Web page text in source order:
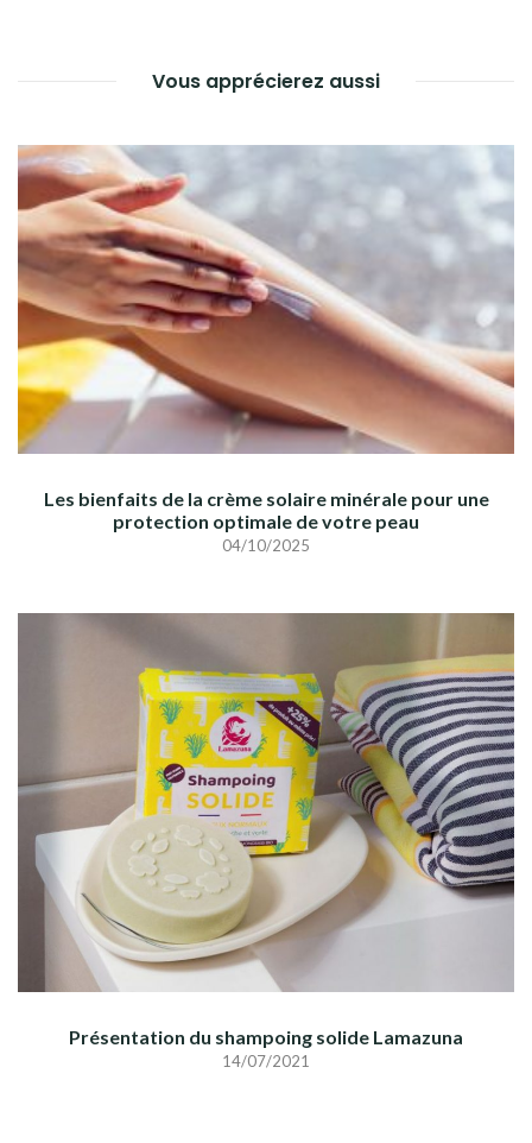
Vous apprécierez aussi
Les bienfaits de la crème solaire minérale pour une
protection optimale de votre peau
04/10/2025
Présentation du shampoing solide Lamazuna
14/07/2021